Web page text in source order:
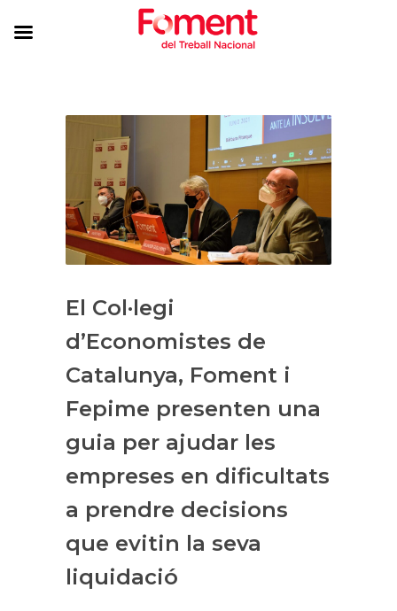
El Col·legi
d’Economistes de
Catalunya, Foment i
Fepime presenten una
guia per ajudar les
empreses en dificultats
a prendre decisions
que evitin la seva
liquidació